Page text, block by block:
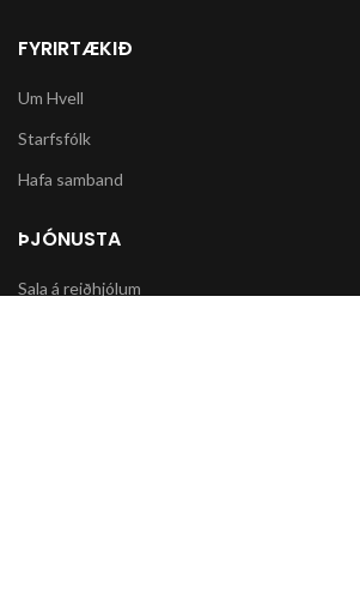
FYRIRTÆKIÐ
Um Hvell
Starfsfólk
Hafa samband
ÞJÓNUSTA
Sala á reiðhjólum